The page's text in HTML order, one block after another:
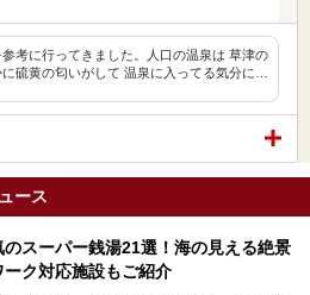
考に行ってきました。人口の温泉は 草津の
硫黄の匂いがして 温泉に入ってる気分に…
ース
スーパー銭湯21選！海の見える絶景
ーク対応施設もご紹介